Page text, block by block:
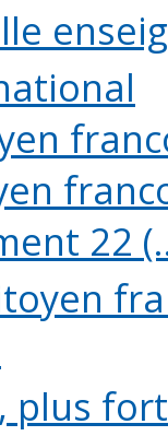
22
plus